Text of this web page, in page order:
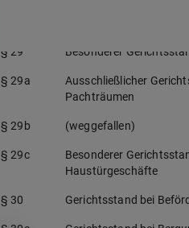
§ 29 Besonderer
§ 29a
Ausschließlicher
Pachträumen
§ 29b (weggefallen)
§ 29c
Besonderer
Haustürgeschäfte
§ 30 Gerichtsstand bei